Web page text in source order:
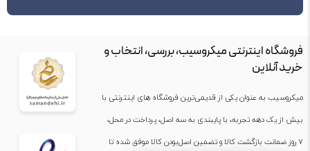
فروشگاه اینترنتی میکروسیب، بررسی، انتخاب و
خرید آنلاین
میکروسیب به عنوان یکی از قدیمی‌ترین فروشگاه های اینترنتی با
بیش از یک دهه تجربه، با پایبندی به سه اصل، پرداخت در محل،
۷ روز ضمانت بازگشت کالا و تضمین اصل‌بودن کالا موفق شده تا